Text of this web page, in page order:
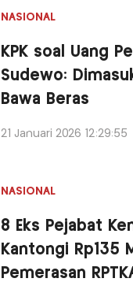
NASIONAL
KPK soal Uang
Sudewo:
Bawa Beras
21 Januari 2026 12:29:55
NASIONAL
8 Eks Pejabat
Kantongi Rp135
Pemerasan